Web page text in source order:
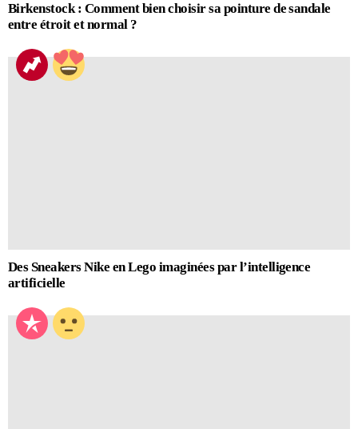
Birkenstock : Comment bien choisir sa pointure de sandale
entre étroit et normal ?
Des Sneakers Nike en Lego imaginées par l’intelligence
artificielle